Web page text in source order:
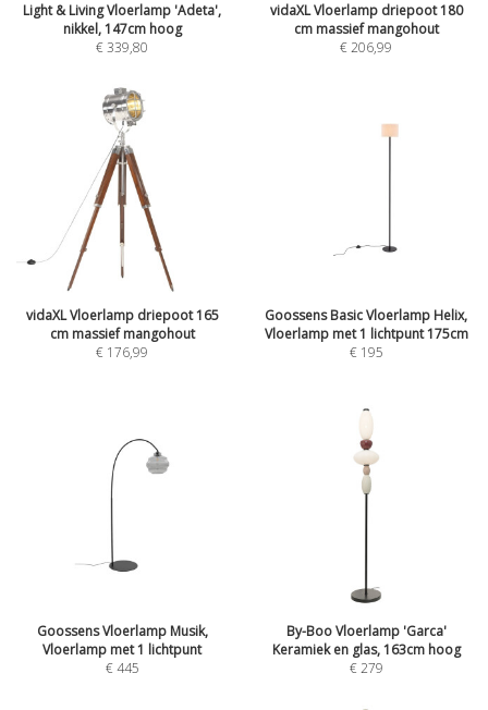
Light & Living Vloerlamp 'Adeta',
nikkel, 147cm hoog
€339,80
vidaXL Vloerlamp driepoot 180
cm massief mangohout
€206,99
vidaXL Vloerlamp driepoot 165
cm massief mangohout
€ 176,99
Goossens Basic Vloerlamp Helix,
Vloerlamp met 1 lichtpunt 175cm
€ 195
Goossens Vloerlamp Musik,
Vloerlamp met 1 lichtpunt
€445
By-Boo Vloerlamp 'Garca'
Keramiek en glas, 163cm hoog
€279